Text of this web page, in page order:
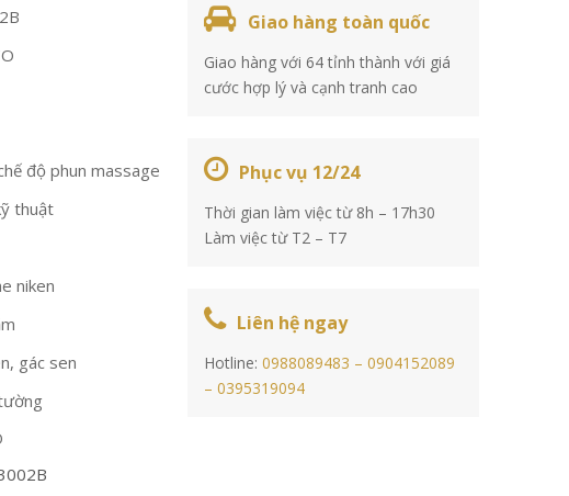
độ phun massage
thuật
niken
gác sen
Giao hàng toàn quốc
Giao hàng với 64 tỉnh thành với giá
cước hợp lý và cạnh tranh cao
Phục vụ 12/24
Thời gian làm việc từ 8h – 17h30
Làm việc từ T2 – T7
Liên hệ ngay
Hotline: 0988089483 – 0904152089
– 0395319094